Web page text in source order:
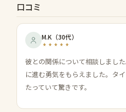
口コミ
M.K （30代）
彼との関係について相談しまし
に進む勇気をもらえました。タ
たっていて驚きです。